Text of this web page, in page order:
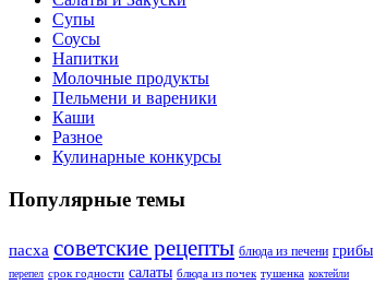
Супы
Соусы
Напитки
Молочные продукты
Пельмени и вареники
Каши
Разное
Кулинарные конкурсы
Популярные темы
пасха советские рецепты блюда из печени грибы
перепел срок годности салаты блюда из почек тушенка коктейли